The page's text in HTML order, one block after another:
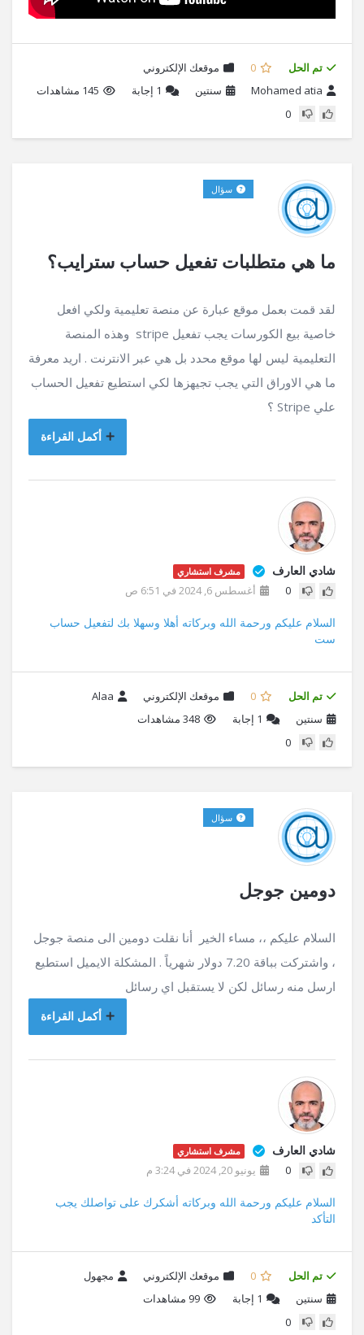
تم الحل 0
موقعك الإلكتروني
Mohamed atia
سنتين 1 إجابة
145 مشاهدات
0
ما هي متطلبات تفعيل حساب سترايب؟
سؤال
لقد قمت بعمل موقع عبارة عن منصة تعليمية ولكي افعل
خاصية بيع الكورسات يجب تفعيل stripe وهذه المنصة
التعليمية ليس لها موقع محدد بل هي عبر الانترنت . اريد معرفة
ما هي الاوراق التي يجب تجيهزها لكي استطيع تفعيل الحساب
علي Stripe ؟
أكمل القراءة
شادي العارف مشرف استشاري
0 أغسطس 6, 2024 في 6:51 ص
السلام عليكم ورحمة الله وبركاته أهلا وسهلا بك لتفعيل حساب
ست
تم الحل 0 موقعك الإلكتروني
Alaa
سنتين
1 إجابة
348 مشاهدات
0
دومين جوجل
سؤال
السلام عليكم ،، مساء الخير أنا نقلت دومين الى منصة جوجل
، واشتركت بباقة 7.20 دولار شهرياً . المشكلة الايميل استطيع
ارسل منه رسائل لكن لا يستقبل اي رسائل
أكمل القراءة
شادي العارف مشرف استشاري
0 يونيو 20, 2024 في 3:24 م
السلام عليكم ورحمة الله وبركاته أشكرك على تواصلك يجب
التأكد
تم الحل 0 موقعك الإلكتروني
مجهول
سنتين
1 إجابة
99 مشاهدات
0